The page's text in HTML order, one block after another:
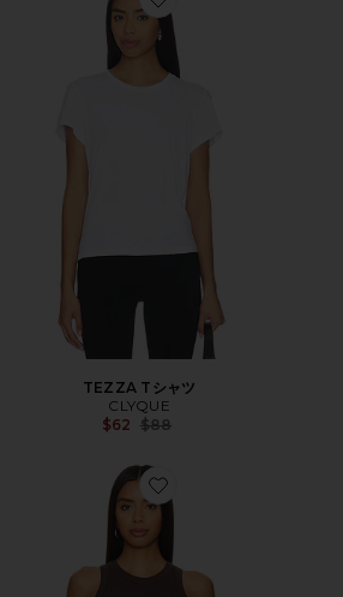
Favorite TEZZA Tシャツ
TEZZA Tシャツ
CLYQUE
$62 Previous price:
$88
Favorite KELLY タンクトップ